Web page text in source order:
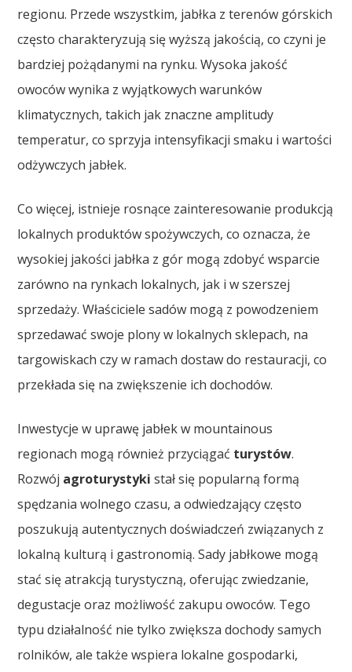
regionu. Przede wszystkim, jabłka z terenów górskich
często charakteryzują się wyższą jakością, co czyni je
bardziej pożądanymi na rynku. Wysoka jakość
owoców wynika z wyjątkowych warunków
klimatycznych, takich jak znaczne amplitudy
temperatur, co sprzyja intensyfikacji smaku i wartości
odżywczych jabłek.
Co więcej, istnieje rosnące zainteresowanie produkcją
lokalnych produktów spożywczych, co oznacza, że
wysokiej jakości jabłka z gór mogą zdobyć wsparcie
zarówno na rynkach lokalnych, jak i w szerszej
sprzedaży. Właściciele sadów mogą z powodzeniem
sprzedawać swoje plony w lokalnych sklepach, na
targowiskach czy w ramach dostaw do restauracji, co
przekłada się na zwiększenie ich dochodów.
Inwestycje w uprawę jabłek w mountainous
regionach mogą również przyciągać turystów.
Rozwój agroturystyki stał się popularną formą
spędzania wolnego czasu, a odwiedzający często
poszukują autentycznych doświadczeń związanych z
lokalną kulturą i gastronomią. Sady jabłkowe mogą
stać się atrakcją turystyczną, oferując zwiedzanie,
degustacje oraz możliwość zakupu owoców. Tego
typu działalność nie tylko zwiększa dochody samych
rolników, ale także wspiera lokalne gospodarki,